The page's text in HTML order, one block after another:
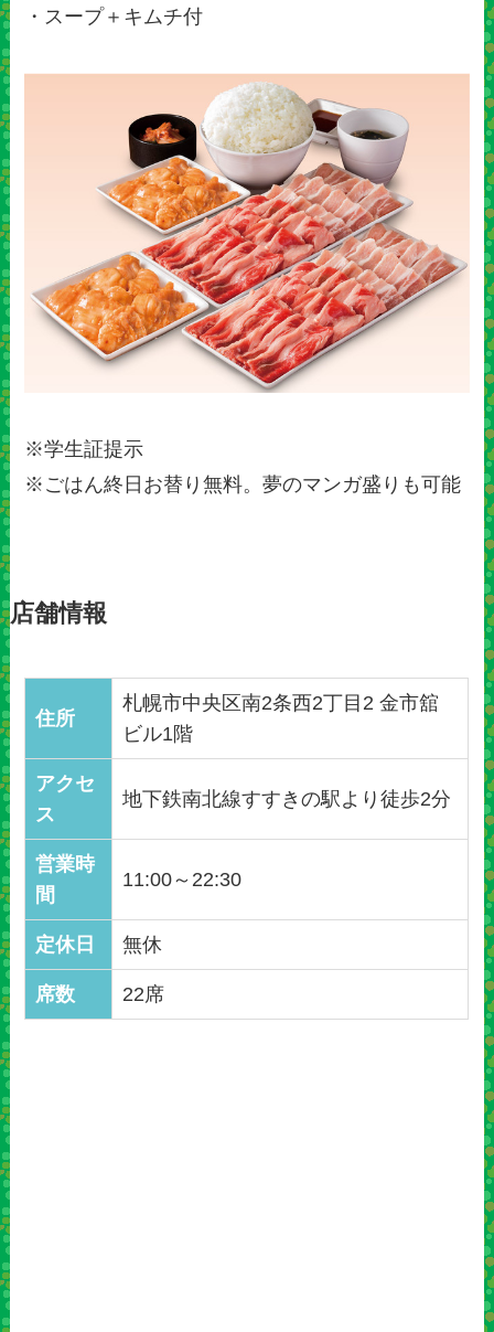
・スープ＋キムチ付
※学生証提示
※ごはん終日お替り無料。夢のマンガ盛りも可能
店舗情報
住所
札幌市中央区南2条西2丁目2 金市舘
ビル1階
アクセ
ス
地下鉄南北線すすきの駅より徒歩2分
営業時
間
11:00～22:30
定休日 無休
席数 22席